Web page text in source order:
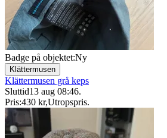
Badge på objektet:Ny
Klättermusen
Klättermusen grå keps
Sluttid13 aug 08:46.
Pris:430 kr,Utropspris.